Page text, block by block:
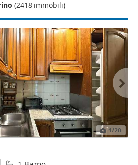
(2418 immobili)
1/20